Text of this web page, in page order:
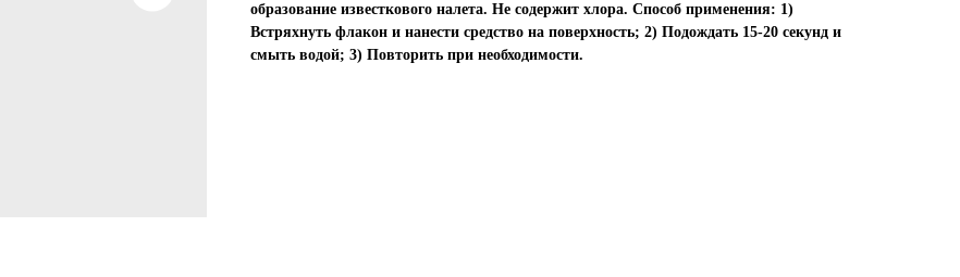
образование известкового налета. Не содержит хлора. Способ применения: 1)
Встряхнуть флакон и нанести средство на поверхность; 2) Подождать 15-20 секунд и
смыть водой; 3) Повторить при необходимости.